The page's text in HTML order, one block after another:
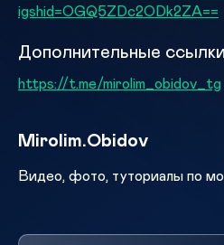
igshid=OGQ5ZDc2ODk2ZA==
Дополнительные ссылки
https://t.me/mirolim_obidov_tg
Mirolim.Obidov
Видео, фото, туториалы по